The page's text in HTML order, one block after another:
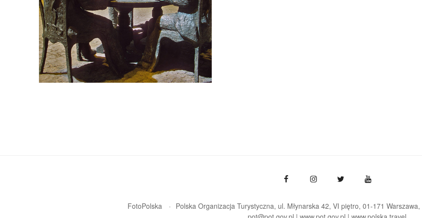
FotoPolska Polska Organizacja Turystyczna, ul. Młynarska 42, VI piętro, 01-171 Warszawa